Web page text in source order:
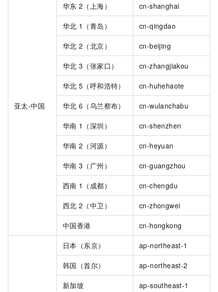
亚太-中国
华东 2（上海） cn-shanghai
华北 1（青岛） cn-qingdao
华北 2（北京） cn-beijing
华北 3（张家口） cn-zhangjiakou
华北 5（呼和浩特） cn-huhehaote
华北 6（乌兰察布） cn-wulanchabu
华南 1（深圳） cn-shenzhen
华南 2（河源） cn-heyuan
华南 3（广州） cn-guangzhou
西南 1（成都） cn-chengdu
西北 2（中卫） cn-zhongwei
中国香港 cn-hongkong
日本（东京） ap-northeast-1
韩国（首尔） ap-northeast-2
新加坡 ap-southeast-1